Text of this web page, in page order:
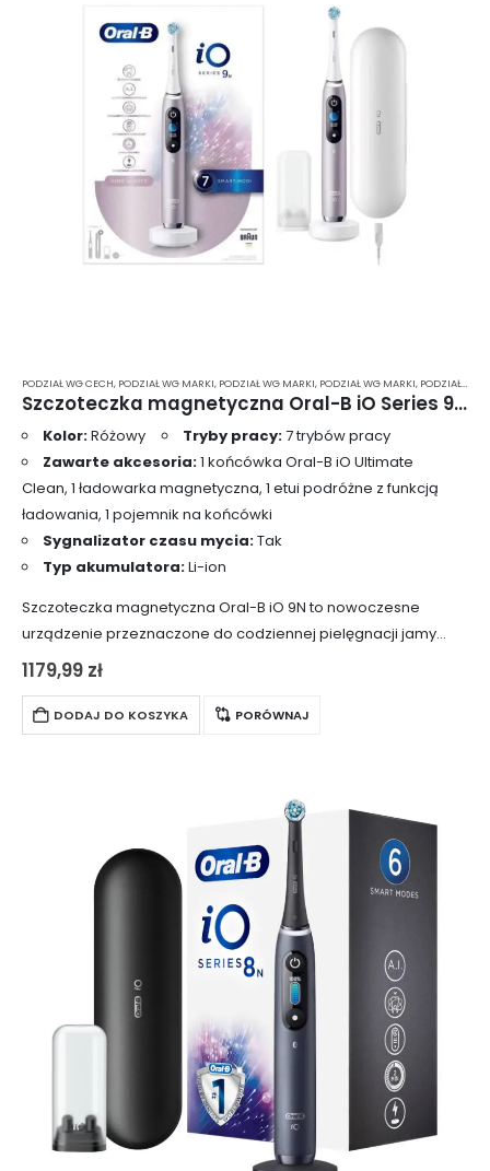
PODZIAŁ WG CECH, PODZIAŁ WG MARKI, PODZIAŁ WG MARKI, PODZIAŁ WG MARKI, PODZIAŁ WG MARKI
Szczoteczka magnetyczna Oral-B iO Series 9N Rose Quarz + etui
Kolor:Różowy Tryby pracy:7 trybów pracy
Zawarte akcesoria:1 końcówka Oral-B iO Ultimate
Clean, 1 ładowarka magnetyczna, 1 etui podróżne z funkcją
ładowania, 1 pojemnik na końcówki
Sygnalizator czasu mycia:Tak
Typ akumulatora:Li-ion
Szczoteczka magnetyczna Oral-B iO 9N to nowoczesne
urządzenie przeznaczone do codziennej pielęgnacji jamy
ustnej, które znacząco podnosi standardy higieny.
Szczoteczka kieruje całą energię czyszczenia na końcówki
włókien, generując mikrowibracje. Te,…
1179,99 zł
DODAJ DO KOSZYKA PORÓWNAJ